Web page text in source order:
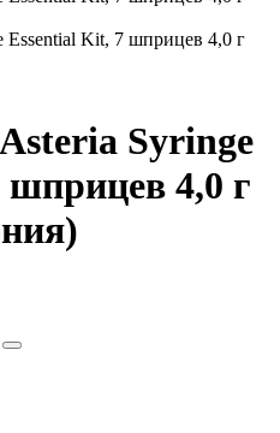
Syringe
4,0 г